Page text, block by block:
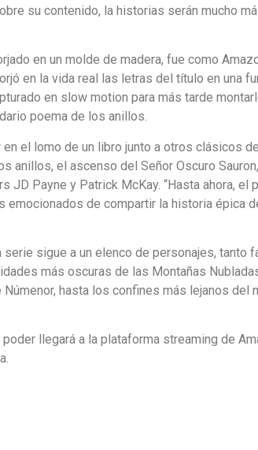
su contenido, la historias serán mucho
en un molde de madera, fue como
en la vida real las letras del título en una
en slow motion para más tarde
poema de los anillos.
el lomo de un libro junto a otros clásicos
anillos, el ascenso del Señor Oscuro
JD Payne y Patrick McKay. “Hasta ahora,
emocionados de compartir la historia épica
serie sigue a un elenco de personajes,
más oscuras de las Montañas
hasta los confines más lejanos
llegará a la plataforma streaming de